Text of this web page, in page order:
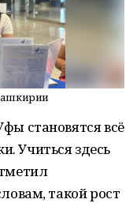
становятся всё
Учиться здесь
такой рост